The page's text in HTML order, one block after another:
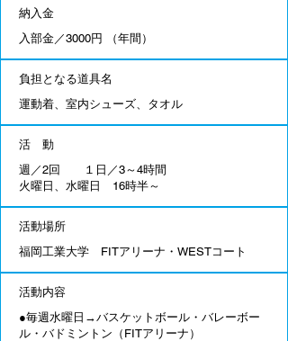
納入金
入部金／3000円 （年間）
負担となる道具名
​運動着、室内シューズ、タオル
活 動
週／2回 １日／3～4時間
​火曜日、水曜日 16時半～
活動場所
​福岡工業大学 FITアリーナ・WESTコート
活動内容
●毎週水曜日→バスケットボール・バレーボー
ル・バドミントン（FITアリーナ）